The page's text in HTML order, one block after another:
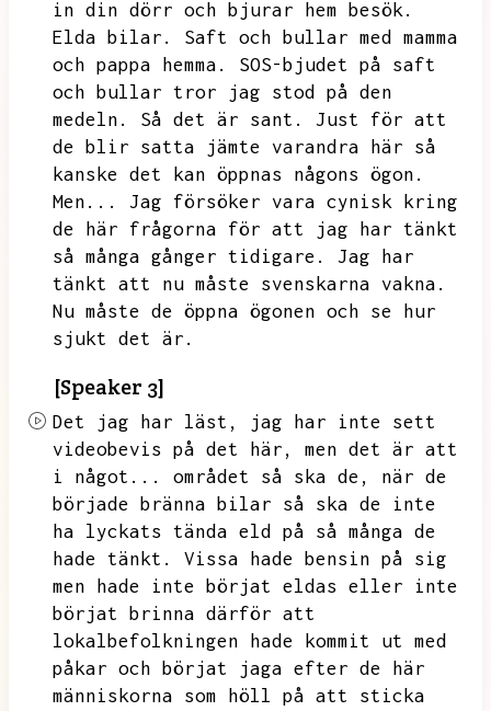
in din dörr och bjurar hem besök.
Elda bilar.
Saft och bullar med mamma
och pappa hemma.
SOS-bjudet på saft
och bullar tror jag stod på den
medeln.
Så det är sant.
Just för att
de blir satta jämte varandra här så
kanske det kan öppnas någons ögon.
Men...
Jag försöker vara cynisk kring
de här frågorna för att jag har tänkt
så många gånger tidigare.
Jag har
tänkt att nu måste svenskarna vakna.
Nu måste de öppna ögonen och se hur
sjukt det är.
[Speaker 3]
Det jag har läst,
jag har inte sett
videobevis på det här,
men det är att
i något...
området så ska de,
när de
började bränna bilar så ska de inte
ha lyckats tända eld på så många de
hade tänkt.
Vissa hade bensin på sig
men hade inte börjat eldas eller inte
börjat brinna därför att
lokalbefolkningen hade kommit ut med
påkar och börjat jaga efter de här
människorna som höll på att sticka